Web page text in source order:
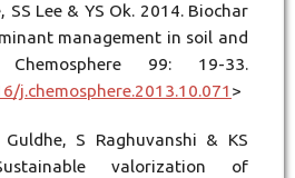
Lee & YS Ok. 2014. Biochar
management in soil and
99: 19-33.
j.chemosphere.2013.10.071 >
S Raghuvanshi & KS
valorization of